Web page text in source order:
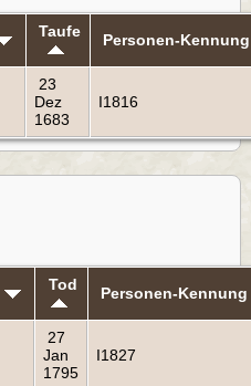
Taufe Personen-Kennung
23
Dez
1683
I1816
Tod Personen-Kennung
27
Jan
1795
I1827